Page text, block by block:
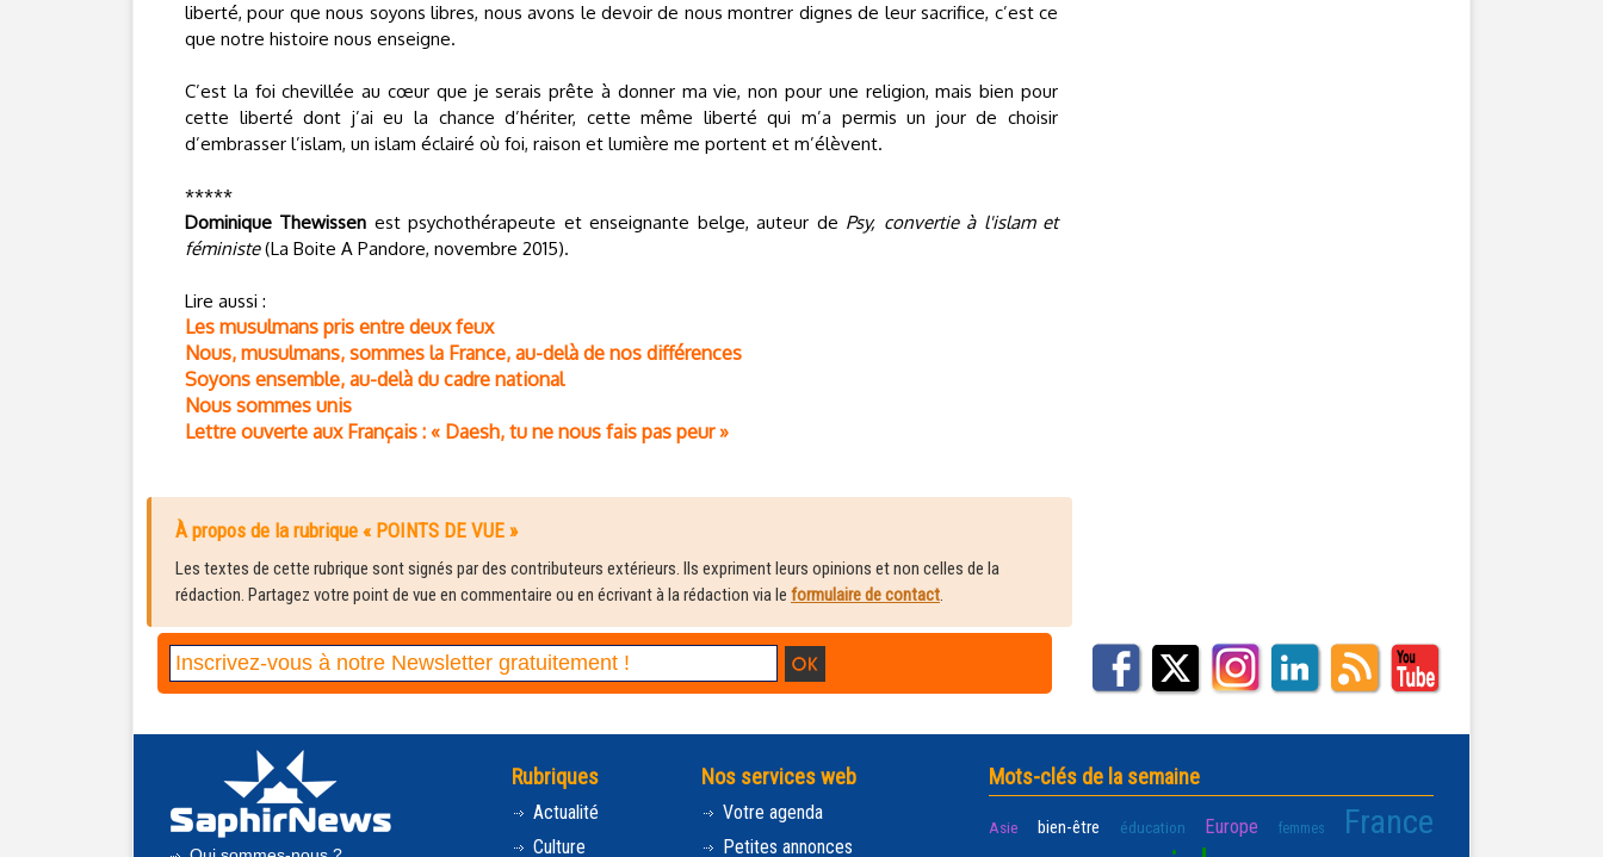
liberté, pour que nous soyons libres, nous avons le devoir de nous montrer dignes de leur sacrifice, c’est ce
que notre histoire nous enseigne.
C’est la foi chevillée au cœur que je serais prête à donner ma vie, non pour une religion, mais bien pour
cette liberté dont j’ai eu la chance d’hériter, cette même liberté qui m’a permis un jour de choisir
d’embrasser l’islam, un islam éclairé où foi, raison et lumière me portent et m’élèvent.
*****
Dominique Thewissen est psychothérapeute et enseignante belge, auteur de Psy, convertie à l'islam et
féministe(La Boite A Pandore, novembre 2015).
Lire aussi :
Les musulmans pris entre deux feux
Nous, musulmans, sommes la France, au-delà de nos différences
Soyons ensemble, au-delà du cadre national
Nous sommes unis
Lettre ouverte aux Français : « Daesh, tu ne nous fais pas peur »
À propos de la rubrique « POINTS DE VUE »
Les textes de cette rubrique sont signés par des contributeurs extérieurs. Ils expriment leurs opinions et non celles de la
rédaction. Partagez votre point de vue en commentaire ou en écrivant à la rédaction via le formulaire de contact.
Rubriques
Actualité
Culture
Nos services web
Votre agenda
Petites annonces
Mots-clés de la semaine
Asie bien-être éducation Europe femmes France